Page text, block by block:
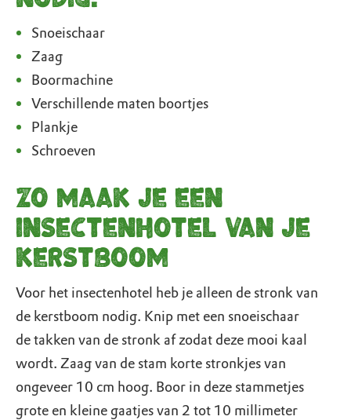
Snoeischaar
Zaag
Boormachine
Verschillende maten boortjes
Plankje
Schroeven
Zo maak je een
insectenhotel van je
kerstboom
Voor het insectenhotel heb je alleen de stronk van
de kerstboom nodig. Knip met een snoeischaar
de takken van de stronk af zodat deze mooi kaal
wordt. Zaag van de stam korte stronkjes van
ongeveer 10 cm hoog. Boor in deze stammetjes
grote en kleine gaatjes van 2 tot 10 millimeter